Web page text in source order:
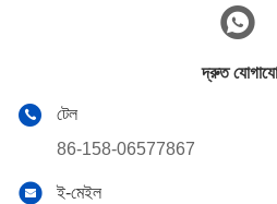
দ্রুত
টেল
86-158-06577867
ই-মেইল